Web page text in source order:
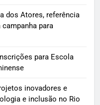
dos Atores, referência
para
para Escola
inovadores e
e inclusão no Rio